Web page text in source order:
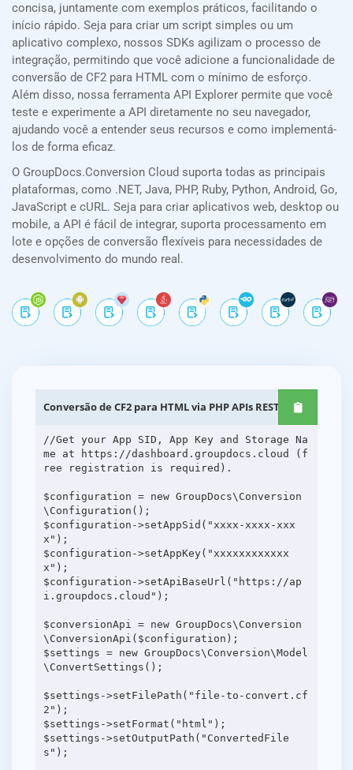
concisa, juntamente com exemplos práticos, facilitando o
início rápido. Seja para criar um script simples ou um
aplicativo complexo, nossos SDKs agilizam o processo de
integração, permitindo que você adicione a funcionalidade de
conversão de CF2 para HTML com o mínimo de esforço.
Além disso, nossa ferramenta API Explorer permite que você
teste e experimente a API diretamente no seu navegador,
ajudando você a entender seus recursos e como implementá-
los de forma eficaz.
O GroupDocs.Conversion Cloud suporta todas as principais
plataformas, como .NET, Java, PHP, Ruby, Python, Android, Go,
JavaScript e cURL. Seja para criar aplicativos web, desktop ou
mobile, a API é fácil de integrar, suporta processamento em
lote e opções de conversão flexíveis para necessidades de
desenvolvimento do mundo real.
Conversão de CF2 para HTML via PHP APIs REST
//Get your App SID, App Key and Storage Na
me at https://dashboard.groupdocs.cloud (f
ree registration is required).
$configuration = new GroupDocs\Conversion
\Configuration();
$configuration->setAppSid("xxxx-xxxx-xxx
x");
$configuration->setAppKey("xxxxxxxxxxxx
x");
$configuration->setApiBaseUrl("https://ap
i.groupdocs.cloud");
$conversionApi = new GroupDocs\Conversion
\ConversionApi($configuration);
$settings = new GroupDocs\Conversion\Model
\ConvertSettings();
$settings->setFilePath("file-to-convert.cf
2");
$settings->setFormat("html");
$settings->setOutputPath("ConvertedFile
s");